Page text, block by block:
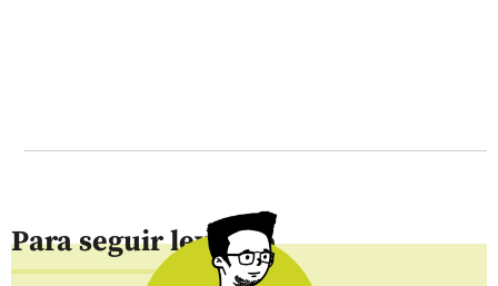
Para seguir leyendo